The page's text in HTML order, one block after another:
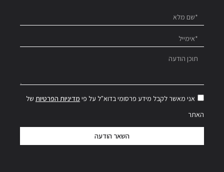
אני מאשר לקבל מידע פרסומי בדוא"ל על פי מדיניות הפרטיות של
האתר
השאר הודעה